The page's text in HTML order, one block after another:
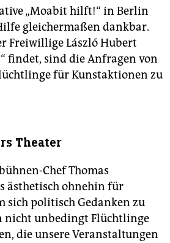
„Moabit hilft!“ in Berlin
gleichermaßen dankbar.
Freiwillige László Hubert
findet, sind die Anfragen von
für Kunstaktionen zu
Theater
Chef Thomas
ästhetisch ohnehin für
sich politisch Gedanken zu
nicht unbedingt Flüchtlinge
die unsere Veranstaltungen